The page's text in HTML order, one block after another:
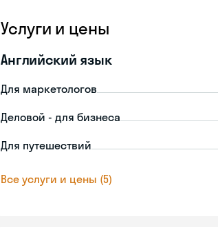
Услуги и цены
Английский язык
Для маркетологов
Деловой - для бизнеса
Для путешествий
Все услуги и цены (5)